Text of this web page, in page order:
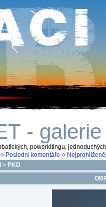
- galerie
powerkitingu,
Poslední komentáře
> PKD